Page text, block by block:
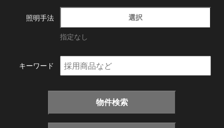
照明手法 選択
指定なし
キーワード
物件検索